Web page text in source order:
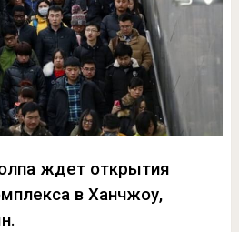
ждет открытия
в Ханчжоу,